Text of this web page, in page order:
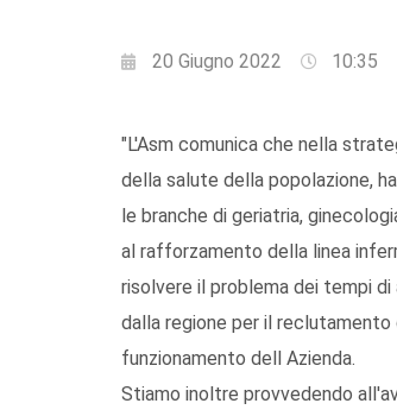
20 Giugno 2022 10:35
"L'Asm comunica che nella
della salute della popolazione,
le branche di geriatria,
al rafforzamento della linea
risolvere il problema dei tempi
dalla regione per il reclutamento
funzionamento dell Azienda.
Stiamo inoltre provvedendo